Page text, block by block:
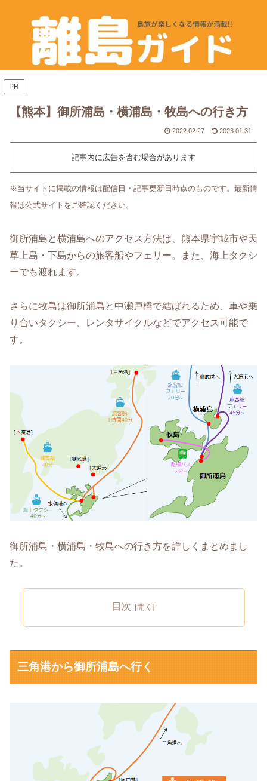
PR
【熊本】御所浦島・横浦島・牧島への行き方
2022.02.27 2023.01.31
記事内に広告を含む場合があります
※当サイトに掲載の情報は配信日・記事更新日時点のものです。最新情
報は公式サイトをご確認ください。
御所浦島と横浦島へのアクセス方法は、熊本県宇城市や天
草上島・下島からの旅客船やフェリー。また、海上タクシ
ーでも渡れます。
さらに牧島は御所浦島と中瀬戸橋で結ばれるため、車や乗
り合いタクシー、レンタサイクルなどでアクセス可能で
す。
御所浦島・横浦島・牧島への行き方を詳しくまとめまし
た。
目次
三角港から御所浦島へ行く